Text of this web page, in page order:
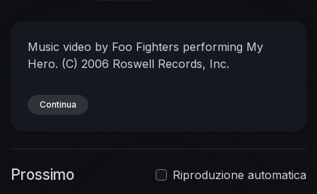
Music video by Foo Fighters performing My
Hero. (C) 2006 Roswell Records, Inc.
Continua
Prossimo
Riproduzione automatica